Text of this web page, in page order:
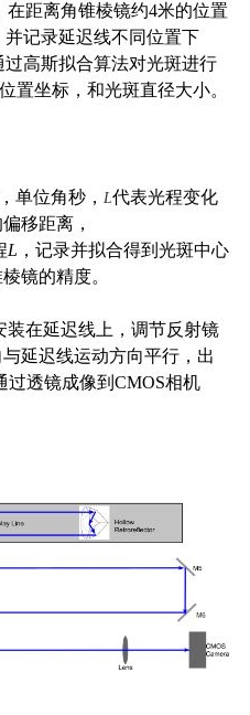
在距离角锥棱镜约4米的位置
并记录延迟线不同位置下
高斯拟合算法对光斑进行
置坐标，和光斑直径大小。
单位角秒， L代表光程变化
移距离，
L ，记录并拟合得到光斑中心
镜的精度。
装在延迟线上，调节反射镜
与延迟线运动方向平行，出
过透镜成像到 CMOS相机